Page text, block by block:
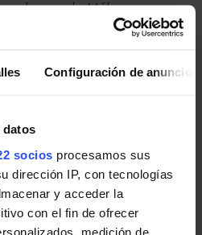
Configuración de anuncios
datos
socios procesamos sus
dirección IP, con tecnologías
y acceder la
con el fin de ofrecer
medición de
de Málaga.